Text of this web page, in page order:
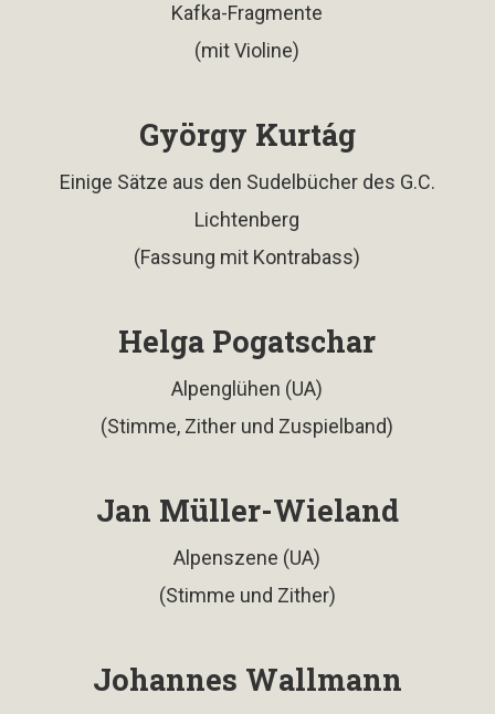
Kafka-Fragmente
(mit Violine)
György Kurtág
Einige Sätze aus den Sudelbücher des G.C.
Lichtenberg
(Fassung mit Kontrabass)
Helga Pogatschar
Alpenglühen (UA)
(Stimme, Zither und Zuspielband)
Jan Müller-Wieland
Alpenszene (UA)
(Stimme und Zither)
Johannes Wallmann